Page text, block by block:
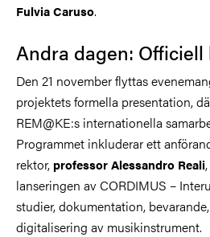
Fulvia Caruso.
Andra dagen:
Den 21 november flyttas
projektets formella presentation,
REM@KE:s internationella
Programmet inkluderar ett
rektor, professor Alessandro Reali
lanseringen av CORDIMUS –
studier, dokumentation,
digitalisering av musikinstrument.